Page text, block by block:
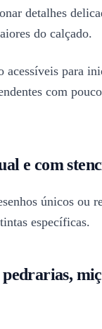
detalhes
do calçado.
acessíveis para
com
e com
únicos ou
específicas.